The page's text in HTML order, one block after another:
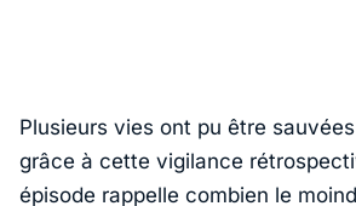
Plusieurs vies ont pu être
grâce à cette vigilance
épisode rappelle combien le